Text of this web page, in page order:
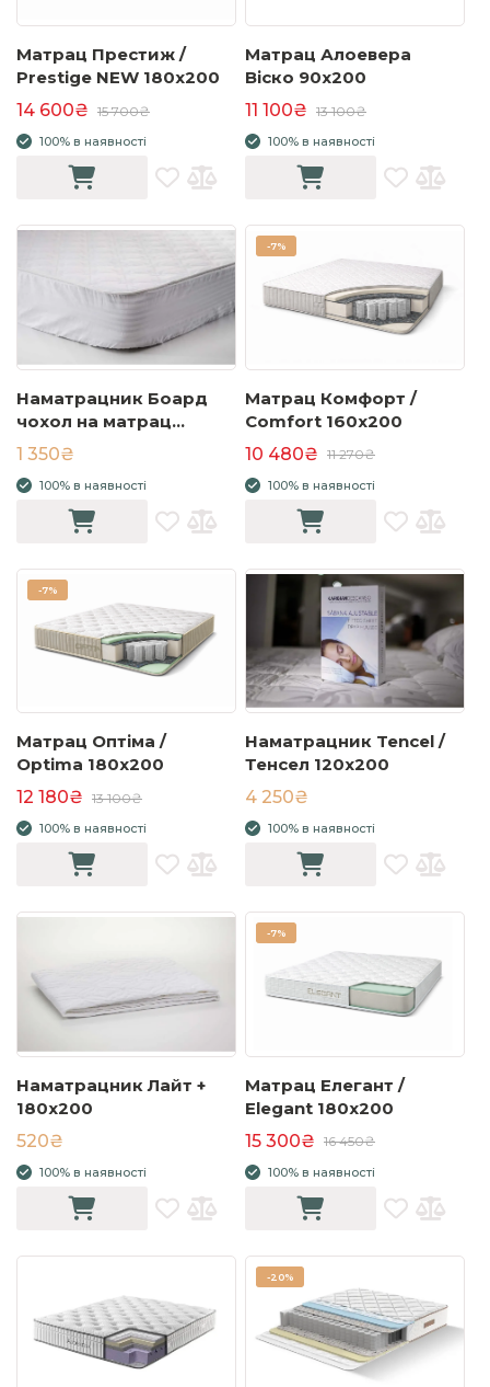
Матрац Престиж /
Prestige NEW 180x200
14 600₴ 15 700₴
100% в наявності
Матрац Алоевера
Віско 90x200
11 100₴ 13 100₴
100% в наявності
Наматрацник Боард
чохол на матрац
160x200 з високим
бортом
1 350₴
100% в наявності
-7%
Матрац Комфорт /
Comfort 160x200
10 480₴ 11 270₴
100% в наявності
-7%
Матрац Оптіма /
Optima 180x200
12 180₴ 13 100₴
100% в наявності
Наматрацник Tencel /
Тенсел 120x200
4 250₴
100% в наявності
Наматрацник Лайт +
180x200
520₴
100% в наявності
-7%
Матрац Елегант /
Elegant 180x200
15 300₴ 16 450₴
100% в наявності
-20%